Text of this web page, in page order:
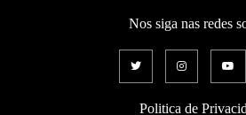
Nos siga nas redes
Politica de